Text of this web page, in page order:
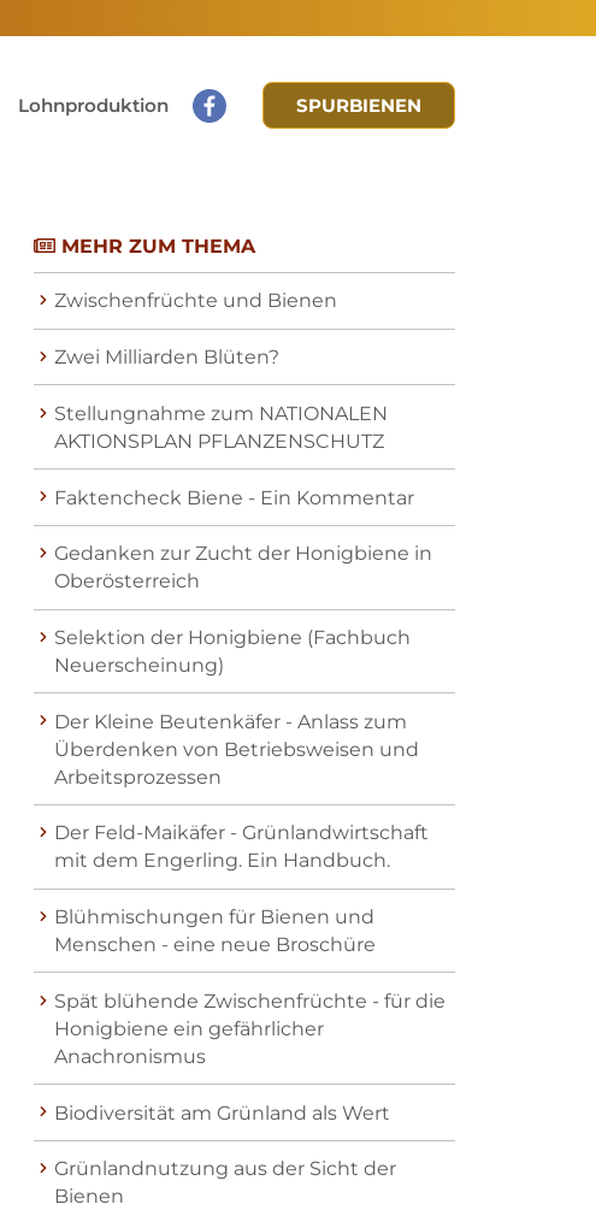
Lohnproduktion SPURBIENEN
MEHR ZUM THEMA
Zwischenfrüchte und Bienen
Zwei Milliarden Blüten?
Stellungnahme zum NATIONALEN
AKTIONSPLAN PFLANZENSCHUTZ
Faktencheck Biene - Ein Kommentar
Gedanken zur Zucht der Honigbiene in
Oberösterreich
Selektion der Honigbiene (Fachbuch
Neuerscheinung)
Der Kleine Beutenkäfer - Anlass zum
Überdenken von Betriebsweisen und
Arbeitsprozessen
Der Feld-Maikäfer - Grünlandwirtschaft
mit dem Engerling. Ein Handbuch.
Blühmischungen für Bienen und
Menschen - eine neue Broschüre
Spät blühende Zwischenfrüchte - für die
Honigbiene ein gefährlicher
Anachronismus
Biodiversität am Grünland als Wert
Grünlandnutzung aus der Sicht der
Bienen